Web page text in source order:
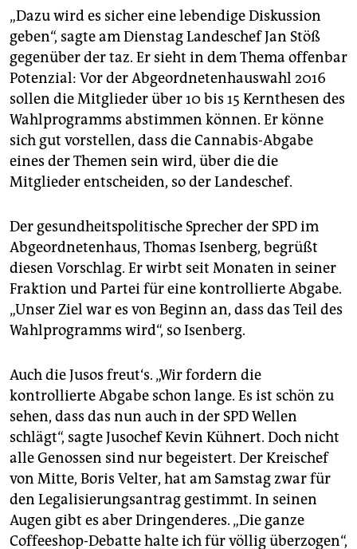
„Dazu wird es sicher eine lebendige Diskussion
geben“, sagte am Dienstag Landeschef Jan Stöß
gegenüber der taz. Er sieht in dem Thema offenbar
Potenzial: Vor der Abgeordnetenhauswahl 2016
sollen die Mitglieder über 10 bis 15 Kernthesen des
Wahlprogramms abstimmen können. Er könne
sich gut vorstellen, dass die Cannabis-Abgabe
eines der Themen sein wird, über die die
Mitglieder entscheiden, so der Landeschef.
Der gesundheitspolitische Sprecher der SPD im
Abgeordnetenhaus, Thomas Isenberg, begrüßt
diesen Vorschlag. Er wirbt seit Monaten in seiner
Fraktion und Partei für eine kontrollierte Abgabe.
„Unser Ziel war es von Beginn an, dass das Teil des
Wahlprogramms wird“, so Isenberg.
Auch die Jusos freut‘s. „Wir fordern die
kontrollierte Abgabe schon lange. Es ist schön zu
sehen, dass das nun auch in der SPD Wellen
schlägt“, sagte Jusochef Kevin Kühnert. Doch nicht
alle Genossen sind nur begeistert. Der Kreischef
von Mitte, Boris Velter, hat am Samstag zwar für
den Legalisierungsantrag gestimmt. In seinen
Augen gibt es aber Dringenderes. „Die ganze
Coffeeshop-Debatte halte ich für völlig überzogen“,